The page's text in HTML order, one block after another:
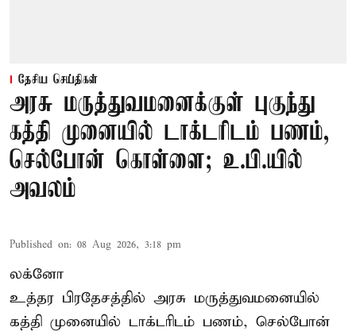
தேசிய செய்திகள்
அரசு மருத்துவமனைக்குள் புகுந்து
கத்தி முனையில் டாக்டரிடம் பணம்,
செல்போன் கொள்ளை; உ.பி.யில்
அவலம்
Published on: 08 Aug 2026, 3:18 pm
லக்னோ
உத்தர பிரதேசத்தில் அரசு மருத்துவமனையில்
கத்தி முனையில் டாக்டரிடம் பணம், செல்போன்